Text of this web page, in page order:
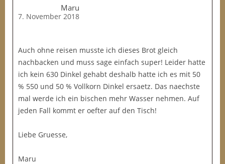
Maru
7. November 2018
Auch ohne reisen musste ich dieses Brot gleich
nachbacken und muss sage einfach super! Leider hatte
ich kein 630 Dinkel gehabt deshalb hatte ich es mit 50
% 550 und 50 % Vollkorn Dinkel ersaetz. Das naechste
mal werde ich ein bischen mehr Wasser nehmen. Auf
jeden Fall kommt er oefter auf den Tisch!
Liebe Gruesse,
Maru